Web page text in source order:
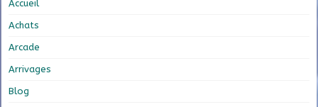
Accueil
Achats
Arcade
Arrivages
Blog